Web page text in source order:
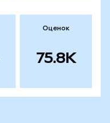
Оценок
75.8K